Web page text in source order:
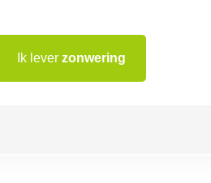
Ik lever zonwering